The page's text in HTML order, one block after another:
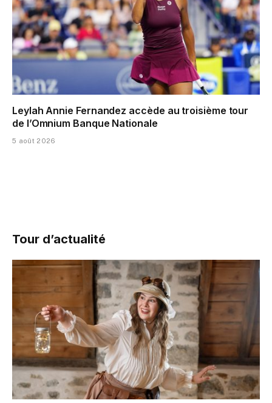
Leylah Annie Fernandez accède au troisième tour
de l’Omnium Banque Nationale
5 août 2026
Tour d’actualité